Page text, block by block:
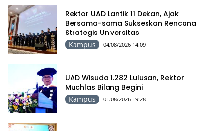
Rektor UAD Lantik 11 Dekan, Ajak
Bersama-sama Sukseskan Rencana
Strategis Universitas
Kampus 04/08/2026 14:09
UAD Wisuda 1.282 Lulusan, Rektor
Muchlas Bilang Begini
Kampus 01/08/2026 19:28